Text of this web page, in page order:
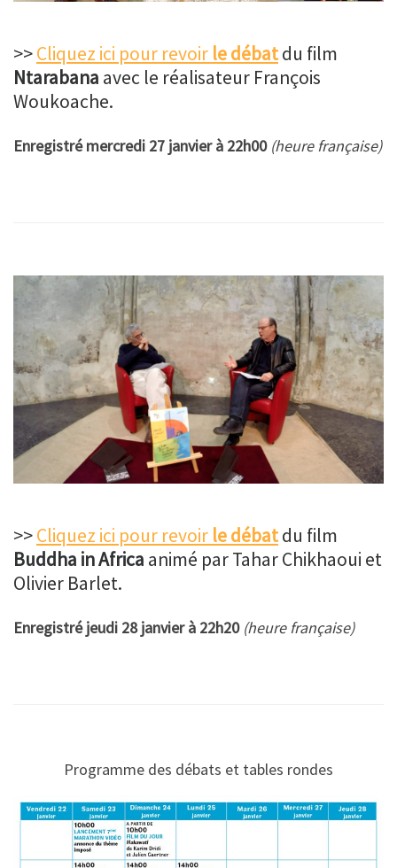
>>Cliquez ici pour revoir le débatdu film
Ntarabana avec le réalisateur François
Woukoache.
Enregistré mercredi 27 janvier à 22h00 (heure française)
>>Cliquez ici pour revoir le débatdu film
Buddha in Africa animé par Tahar Chikhaoui et
Olivier Barlet.
Enregistré jeudi 28 janvier à 22h20 (heure française)
Programme des débats et tables rondes